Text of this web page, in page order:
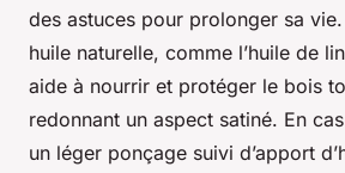
des astuces pour prolonger sa
huile naturelle, comme l’huile de
aide à nourrir et protéger le bois
redonnant un aspect satiné. En
un léger ponçage suivi d’apport